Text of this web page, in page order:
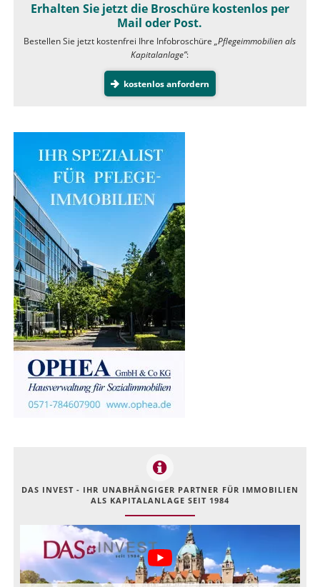
Erhalten Sie jetzt die Broschüre kostenlos per
Mail oder Post.
Bestellen Sie jetzt kostenfrei Ihre Infobroschüre„Pflegeimmobilien als
Kapitalanlage”:
kostenlos anfordern
DAS INVEST - IHR UNABHÄNGIGER PARTNER FÜR IMMOBILIEN
ALS KAPITALANLAGE SEIT 1984